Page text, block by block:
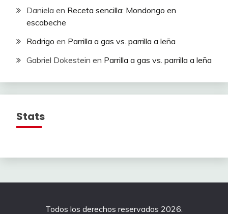
Daniela en Receta sencilla: Mondongo en
escabeche
Rodrigo en Parrilla a gas vs. parrilla a leña
Gabriel Dokestein en Parrilla a gas vs. parrilla a leña
Stats
Todos los derechos reservados 2026.